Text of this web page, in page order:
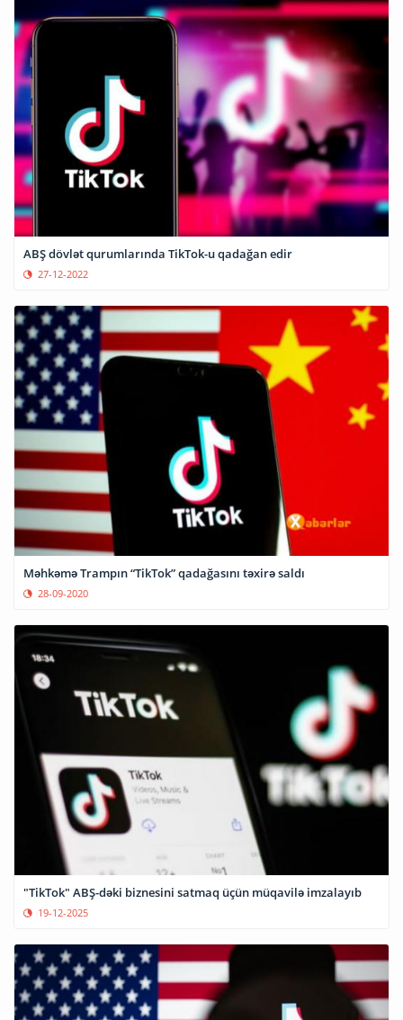
ABŞ dövlət qurumlarında TikTok-u qadağan edir
27-12-2022
Məhkəmə Trampın “TikTok” qadağasını təxirə saldı
28-09-2020
"TikTok" ABŞ-dəki biznesini satmaq üçün müqavilə imzalayıb
19-12-2025